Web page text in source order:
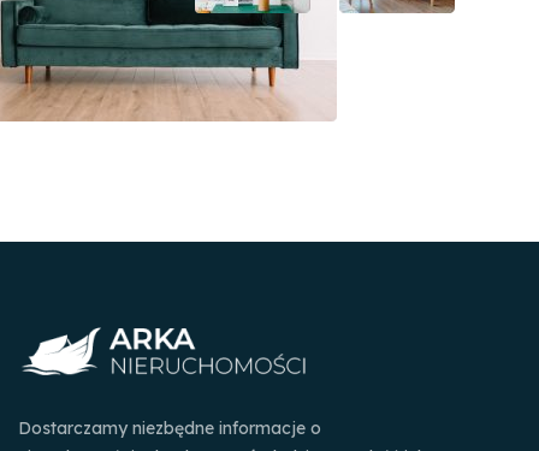
Dostarczamy niezbędne informacje o